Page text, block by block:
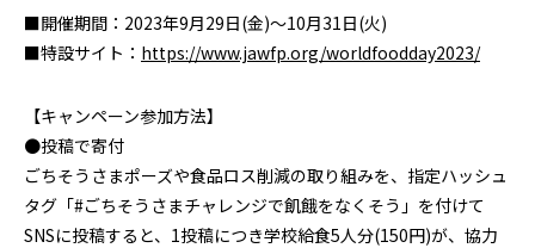
■開催期間：2023年9月29日(金)～10月31日(火)
■特設サイト： https://www.jawfp.org/worldfoodday2023/
【キャンペーン参加方法】
●投稿で寄付
ごちそうさまポーズや食品ロス削減の取り組みを、指定ハッシュ
タグ「#ごちそうさまチャレンジで飢餓をなくそう」を付けて
SNSに投稿すると、1投稿につき学校給食5人分(150円)が、協力